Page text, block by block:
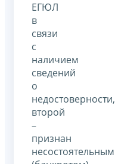
ЕГЮЛ
в
связи
с
наличием
сведений
о
недостоверности,
второй
–
признан
несостоятельным